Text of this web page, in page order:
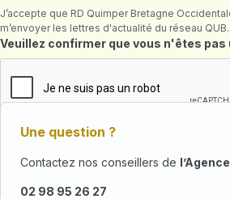
J’accepte que RD Quimper Bretagne
m’envoyer les lettres d'actualité du réseau
Champ requis
Veuillez confirmer que vous n'êtes pas
Une question ?
Contactez nos conseillers de
02 98 95 26 27